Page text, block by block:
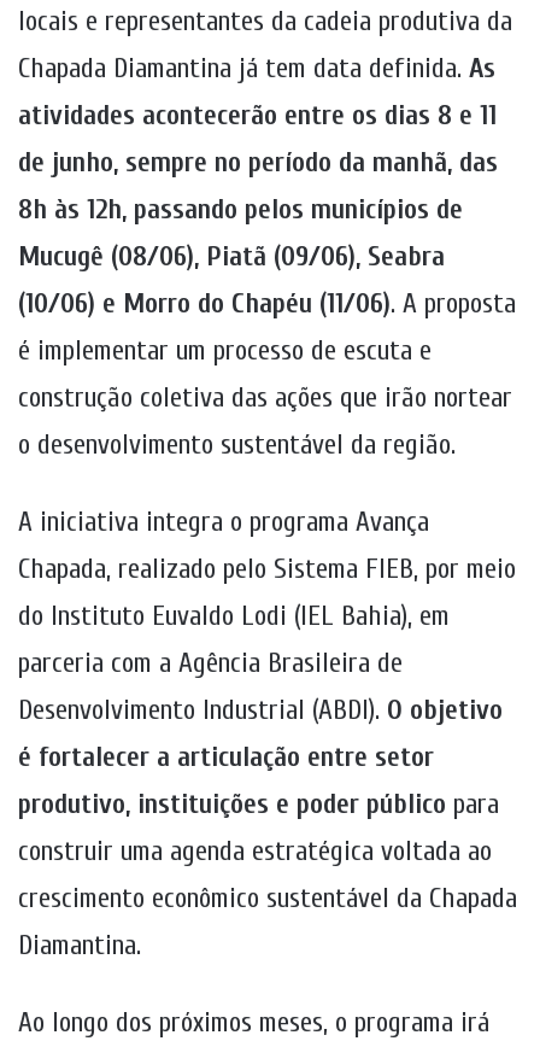
locais e representantes da cadeia produtiva da
Chapada Diamantina já tem data definida. As
atividades acontecerão entre os dias 8 e 11
de junho, sempre no período da manhã, das
8h às 12h, passando pelos municípios de
Mucugê (08/06), Piatã (09/06), Seabra
(10/06) e Morro do Chapéu (11/06). A proposta
é implementar um processo de escuta e
construção coletiva das ações que irão nortear
o desenvolvimento sustentável da região.
A iniciativa integra o programa Avança
Chapada, realizado pelo Sistema FIEB, por meio
do Instituto Euvaldo Lodi (IEL Bahia), em
parceria com a Agência Brasileira de
Desenvolvimento Industrial (ABDI). O objetivo
é fortalecer a articulação entre setor
produtivo, instituições e poder público para
construir uma agenda estratégica voltada ao
crescimento econômico sustentável da Chapada
Diamantina.
Ao longo dos próximos meses, o programa irá